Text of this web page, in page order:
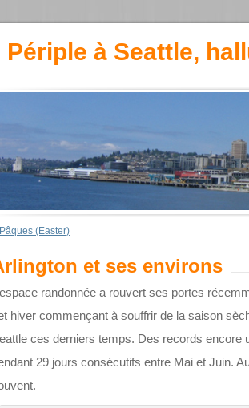
Périple à Seattle,
Pâques (Easter)
et ses environs
randonnée a rouvert ses portes
hiver commençant à souffrir de la saison
ces derniers temps. Des records encore
29 jours consécutifs entre Mai et Juin.